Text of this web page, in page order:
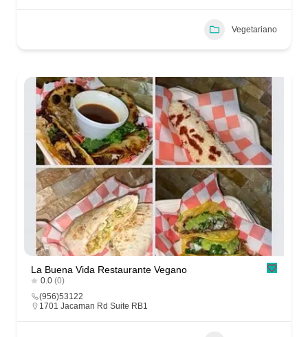
Vegetariano
La Buena Vida Restaurante Vegano
0.0 (0)
(956)53122
1701 Jacaman Rd Suite RB1